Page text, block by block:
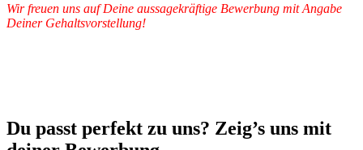
Wir freuen uns auf Deine aussagekräftige Bewerbung mit Angabe
Deiner Gehaltsvorstellung!
Du passt perfekt zu uns? Zeig’s uns mit